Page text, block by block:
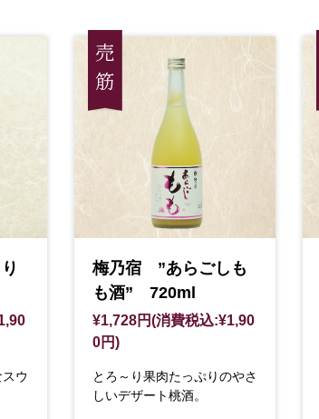
ウ
梅乃宿 ”あらごしも
も酒” 720ml
¥1,728円(消費税込:¥1,90
0円)
とろ～り果肉たっぷりのやさ
しいデザート桃酒。